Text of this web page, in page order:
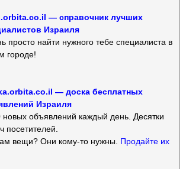
— справочник лучших
Израиля
просто найти нужного тебе специалиста в
городе!
— доска бесплатных
Израиля
новых объявлений каждый день. Десятки
посетителей.
вещи? Они кому-то нужны. Продайте их